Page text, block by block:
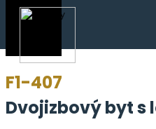
F1-407
Dvojizbový byt s